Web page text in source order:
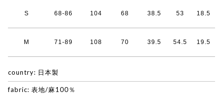
S 68-86 104 68 38.5 53 18.5
M 71-89 108 70 39.5 54.5 19.5
country: 日本製
fabric: 表地/麻100％